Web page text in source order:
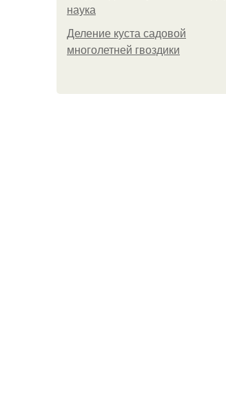
наука
Деление куста садовой
многолетней гвоздики